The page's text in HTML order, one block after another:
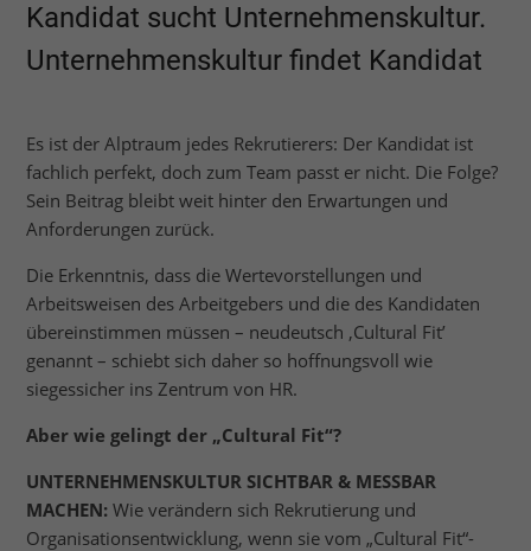
Kandidat sucht Unternehmenskultur.
Unternehmenskultur findet Kandidat
Es ist der Alptraum jedes Rekrutierers: Der Kandidat ist
fachlich perfekt, doch zum Team passt er nicht. Die Folge?
Sein Beitrag bleibt weit hinter den Erwartungen und
Anforderungen zurück.
Die Erkenntnis, dass die Wertevorstellungen und
Arbeitsweisen des Arbeitgebers und die des Kandidaten
übereinstimmen müssen – neudeutsch ‚Cultural Fit’
genannt – schiebt sich daher so hoffnungsvoll wie
siegessicher ins Zentrum von HR.
Aber wie gelingt der „Cultural Fit“?
UNTERNEHMENSKULTUR SICHTBAR & MESSBAR
MACHEN: Wie verändern sich Rekrutierung und
Organisationsentwicklung, wenn sie vom „Cultural Fit“-